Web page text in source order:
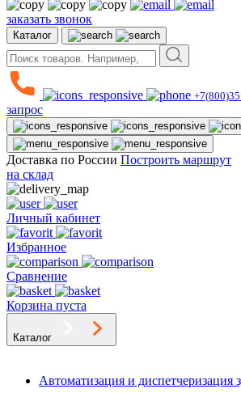
заказать звонок
Каталог
запрос
Доставка по России Построить маршрут
на склад
Личный кабинет
Избранное
Сравнение
Корзина пуста
Каталог
Автоматизация и диспетчеризация